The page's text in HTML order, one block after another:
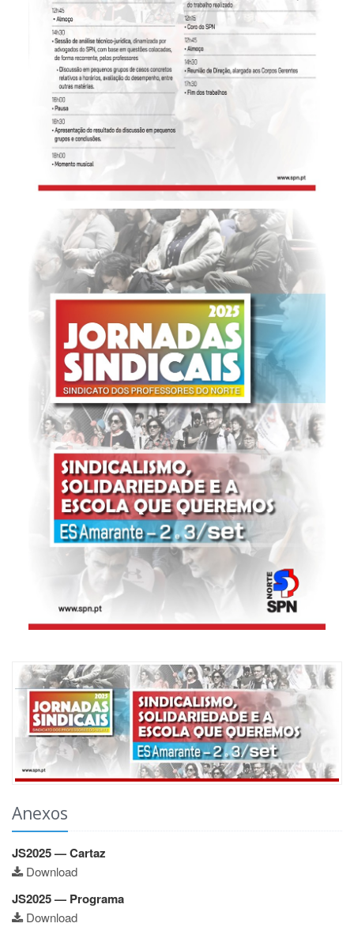
Anexos
JS2025 — Cartaz
Download
JS2025 — Programa
Download